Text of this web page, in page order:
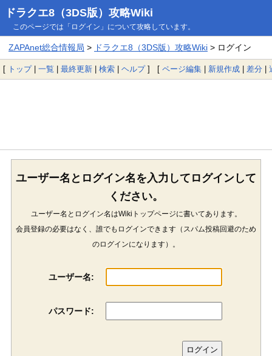
ドラクエ8（3DS版）攻略Wiki
このページでは「ログイン」について攻略しています。
ZAPAnet総合情報局 > ドラクエ8（3DS版）攻略Wiki> ログイン
[ トップ| 一覧 | 最終更新 | 検索 | ヘルプ] [ ページ編集 | 新規作成 | 差分 |
ユーザー名とログイン名を入力してログインして
ください。
ユーザー名とログイン名はWikiトップページに書いてあります。
会員登録の必要はなく、誰でもログインできます（スパム投稿回避のため
のログインになります）。
ユーザー名:
パスワード: